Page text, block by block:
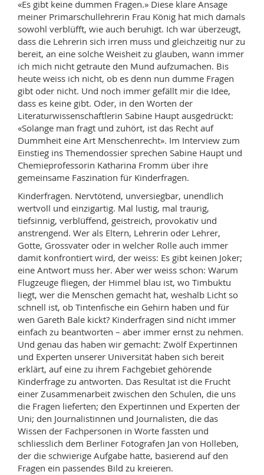
Sciences et médecine
Interfacultaire
Collaborateurs
Doctorants
Webmail
Programme des cours
MyUnifr
«Es gibt keine dummen Fragen.» Diese klare Ansage
meiner Primarschullehrerin Frau König hat mich damals
sowohl verblüfft, wie auch beruhigt. Ich war überzeugt,
dass die Lehrerin sich irren muss und gleichzeitig nur zu
bereit, an eine solche Weisheit zu glauben, wann immer
ich mich nicht getraute den Mund aufzumachen. Bis
heute weiss ich nicht, ob es denn nun dumme Fragen
gibt oder nicht. Und noch immer gefällt mir die Idee,
dass es keine gibt. Oder, in den Worten der
Literaturwissenschaftlerin Sabine Haupt ausgedrückt:
«Solange man fragt und zuhört, ist das Recht auf
Dummheit eine Art Menschenrecht». Im Interview zum
Einstieg ins Themendossier sprechen Sabine Haupt und
Chemieprofessorin Katharina Fromm über ihre
gemeinsame Faszination für Kinderfragen.
Kinderfragen. Nervtötend, unversiegbar, unendlich
wertvoll und einzigartig. Mal lustig, mal traurig,
tiefsinnig, verblüffend, geistreich, provokativ und
anstrengend. Wer als Eltern, Lehrerin oder Lehrer,
Gotte, Grossvater oder in welcher Rolle auch immer
damit konfrontiert wird, der weiss: Es gibt keinen Joker;
eine Antwort muss her. Aber wer weiss schon: Warum
Flugzeuge fliegen, der Himmel blau ist, wo Timbuktu
liegt, wer die Menschen gemacht hat, weshalb Licht so
schnell ist, ob Tintenfische ein Gehirn haben und für
wen Gareth Bale kickt? Kinderfragen sind nicht immer
einfach zu beantworten – aber immer ernst zu nehmen.
Und genau das haben wir gemacht: Zwölf Expertinnen
und Experten unserer Universität haben sich bereit
erklärt, auf eine zu ihrem Fachgebiet gehörende
Kinderfrage zu antworten. Das Resultat ist die Frucht
einer Zusammenarbeit zwischen den Schulen, die uns
die Fragen lieferten; den Expertinnen und Experten der
Uni; den Journalistinnen und Journalisten, die das
Wissen der Fachpersonen in Worte fassten und
schliesslich dem Berliner Fotografen Jan von Holleben,
der die schwierige Aufgabe hatte, basierend auf den
Fragen ein passendes Bild zu kreieren.